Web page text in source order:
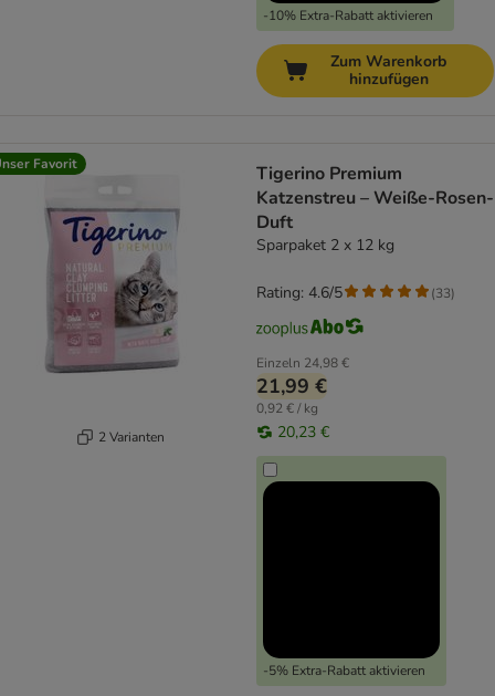
-10% Extra-Rabatt aktivieren
Zum Warenkorb
hinzufügen
Favorit
2 Varianten
Tigerino Premium
Katzenstreu – Weiße-Rosen-
Duft
Sparpaket 2 x 12 kg
Einzeln 24,98 €
21,99 €
0,92 € / kg
20,23 €
-5% Extra-Rabatt aktivieren
Rating: 4.6/5 (33)